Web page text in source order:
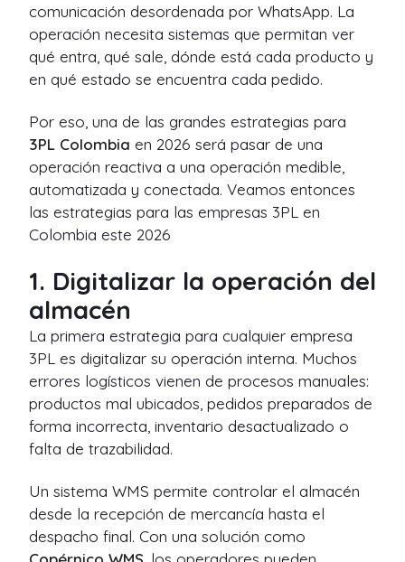
comunicación desordenada por WhatsApp. La
operación necesita sistemas que permitan ver
qué entra, qué sale, dónde está cada producto y
en qué estado se encuentra cada pedido.
Por eso, una de las grandes estrategias para
3PL Colombia en 2026 será pasar de una
operación reactiva a una operación medible,
automatizada y conectada. Veamos entonces
las estrategias para las empresas 3PL en
Colombia este 2026
1. Digitalizar la operación del
almacén
La primera estrategia para cualquier empresa
3PL es digitalizar su operación interna. Muchos
errores logísticos vienen de procesos manuales:
productos mal ubicados, pedidos preparados de
forma incorrecta, inventario desactualizado o
falta de trazabilidad.
Un sistema WMS permite controlar el almacén
desde la recepción de mercancía hasta el
despacho final. Con una solución como